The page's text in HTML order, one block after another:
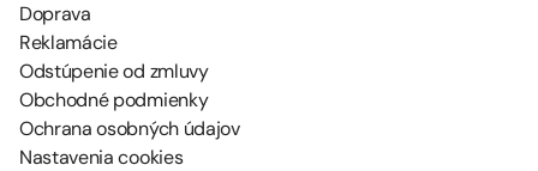
Doprava
Reklamácie
Odstúpenie od zmluvy
Obchodné podmienky
Ochrana osobných údajov
Nastavenia cookies